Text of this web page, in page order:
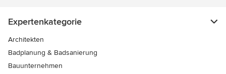
Expertenkategorie
Architekten
Badplanung & Badsanierung
Bauunternehmen